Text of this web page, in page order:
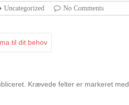
Uncategorized No Comments
til dit behov
Krævede felter er markeret med